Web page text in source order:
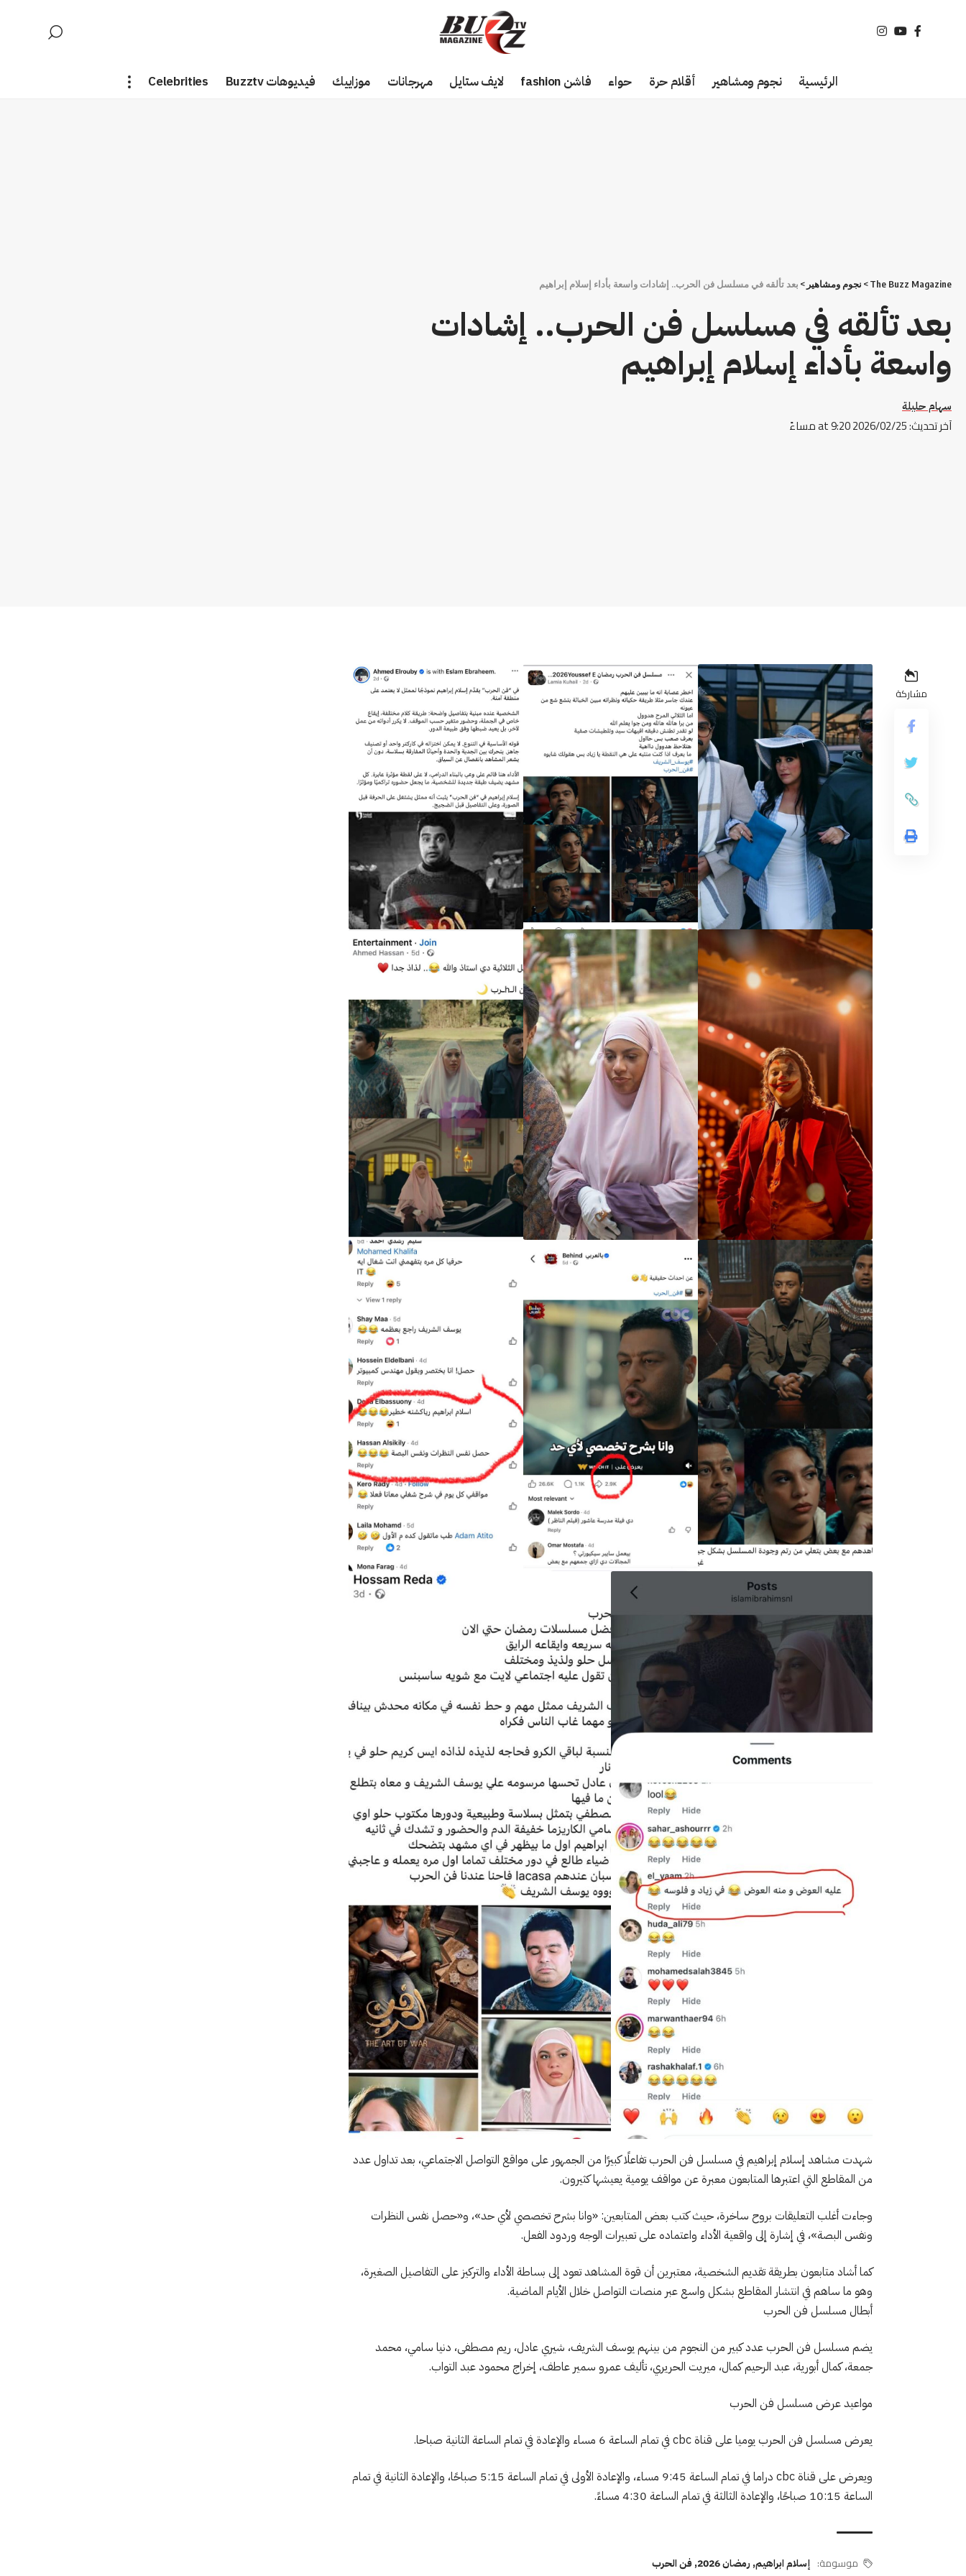
الرئيسية نجوم ومشاهير أقلام حرة حواء فاشن fashion لايف ستايل مهرجانات موزاييك فيديوهات Buzztv Celebrities
The Buzz Magazine
> نجوم ومشاهير > بعد تألقه في مسلسل فن الحرب.. إشادات واسعة بأداء إسلام إبراهيم
بعد تألقه في مسلسل فن الحرب.. إشادات
واسعة بأداء إسلام إبراهيم
آخر تحديث: 2026/02/25 at 9:20 مساءً
سهام حليلة
مشاركة
شهدت مشاهد إسلام إبراهيم في مسلسل فن الحرب تفاعلًا كبيرًا من الجمهور على مواقع التواصل الاجتماعي، بعد تداول عدد
من المقاطع التي اعتبرها المتابعون معبرة عن مواقف يومية يعيشها كثيرون.
وجاءت أغلب التعليقات بروح ساخرة، حيث كتب بعض المتابعين: «وانا بشرح تخصصي لأي حد»، و«حصل نفس النظرات
ونفس البصة»، في إشارة إلى واقعية الأداء واعتماده على تعبيرات الوجه وردود الفعل.
كما أشاد متابعون بطريقة تقديم الشخصية، معتبرين أن قوة المشاهد تعود إلى بساطة الأداء والتركيز على التفاصيل الصغيرة،
وهو ما ساهم في انتشار المقاطع بشكل واسع عبر منصات التواصل خلال الأيام الماضية.
أبطال مسلسل فن الحرب
يضم مسلسل فن الحرب عدد كبير من النجوم من بينهم يوسف الشريف، شيري عادل، ريم مصطفى، دنيا سامي، محمد
جمعة، كمال أبورية، عبد الرحيم كمال، ميريت الحريري، تأليف عمرو سمير عاطف، إخراج محمود عبد التواب.
مواعيد عرض مسلسل فن الحرب
يعرض مسلسل فن الحرب يوميا على قناة cbc في تمام الساعة 6 مساء والإعادة في تمام الساعة الثانية صباحا.
ويعرض على قناة cbc دراما في تمام الساعة 9:45 مساء، والإعادة الأولى في تمام الساعة 5:15 صباحًا، والإعادة الثانية في تمام
الساعة 10:15 صباحًا، والإعادة الثالثة في تمام الساعة 4:30 مساءً.
موسومة: إسلام ابراهيم,رمضان 2026 ,فن الحرب